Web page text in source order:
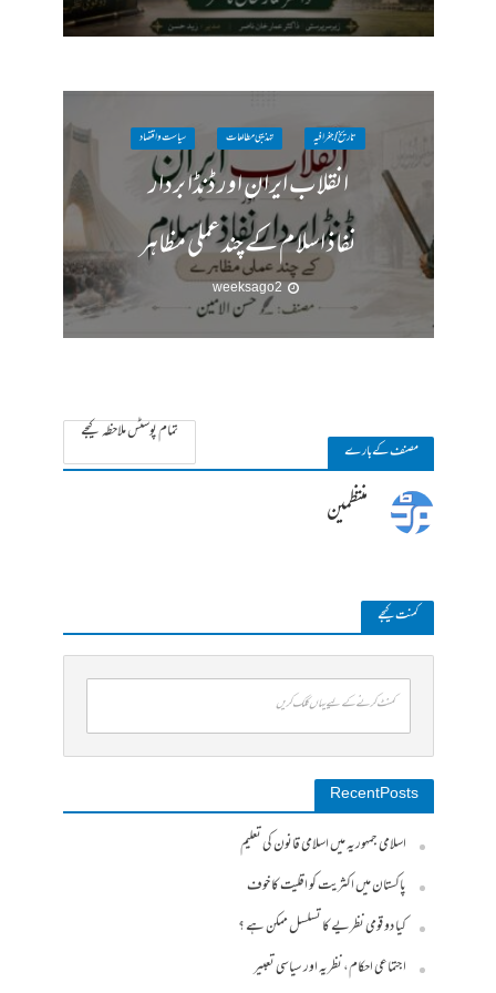
تاریخ / جغرافیہ تہذیبی مطالعات سیاست واقتصاد
انقلاب ایران اور ڈنڈا بردار
نفاذ اسلام کے چند عملی مظاہر
2 weeks ago
مصنف کے بارے
تمام پوسٹس ملاحظہ کیجے
منتظمین
کمنت کیجے
کمنٹ کرنے کے لیے یہاں کلک کریں
Recent Posts
اسلامی جمہوریہ میں اسلامی قانون کی تعلیم
پاکستان میں اکثریت کو اقلیت کا خوف
کیا دو قومی نظریے کا تسلسل ممکن ہے ؟
اجتماعی احکام، نظریہ اور سیاسی تعبیر